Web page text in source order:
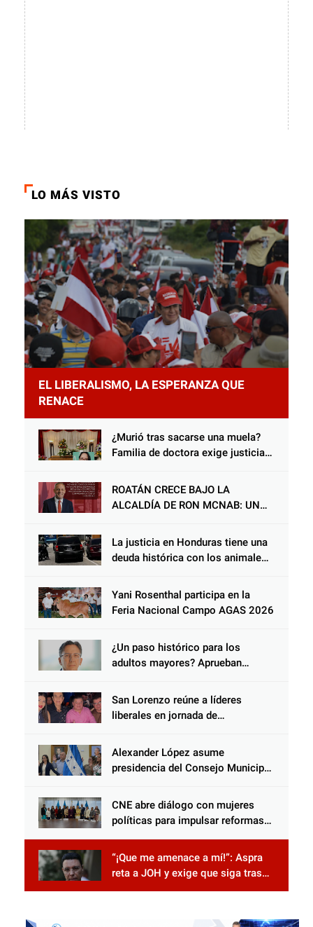
LO MÁS VISTO
EL LIBERALISMO, LA ESPERANZA QUE
RENACE
¿Murió tras sacarse una muela?
Familia de doctora exige justicia
odontológica
ROATÁN CRECE BAJO LA
ALCALDÍA DE RON MCNAB: UN
COMUNIDAD Y DEL PARTIDO
LIBERAL
La justicia en Honduras tiene una
deuda histórica con los animales,
peso de la ley al responsable de
Choloma es consolidar un Estado
que protege al verdugo y
Yani Rosenthal participa en la
Feria Nacional Campo AGAS 2026
¿Un paso histórico para los
adultos mayores? Aprueban
Salomón Nazar para fortalecer su
protección en Honduras
San Lorenzo reúne a líderes
liberales en jornada de
Alexander López asume
presidencia del Consejo Municipal
Censo Nacional 2026
CNE abre diálogo con mujeres
políticas para impulsar reformas
“¡Que me amenace a mí!”: Aspra
reta a JOH y exige que siga tras
las rejas